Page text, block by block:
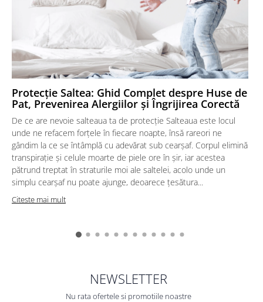
Protecție Saltea: Ghid Complet despre Huse de
Pat, Prevenirea Alergiilor și Îngrijirea Corectă
De ce are nevoie salteaua ta de protecție Salteaua este locul
unde ne refacem forțele în fiecare noapte, însă rareori ne
gândim la ce se întâmplă cu adevărat sub cearșaf. Corpul elimină
transpirație și celule moarte de piele ore în șir, iar acestea
pătrund treptat în straturile moi ale saltelei, acolo unde un
simplu cearșaf nu poate ajunge, deoarece țesătura...
Citeste mai mult
NEWSLETTER
Nu rata ofertele si promotiile noastre